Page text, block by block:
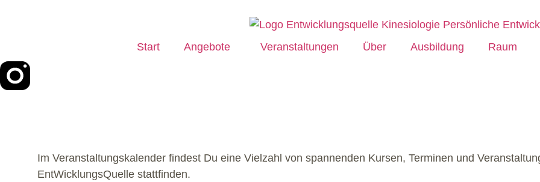
Start Angebote Veranstaltungen Über Ausbildung Raum
Im Veranstaltungskalender findest Du eine Vielzahl von spannenden Kursen, Terminen und
EntWicklungsQuelle stattfinden.